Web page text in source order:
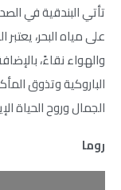
تأتي البندقية في
على مياه البحر،
والهواء نقاءً،
الباروكية وتذوق
الجمال وروح الحياة
روما